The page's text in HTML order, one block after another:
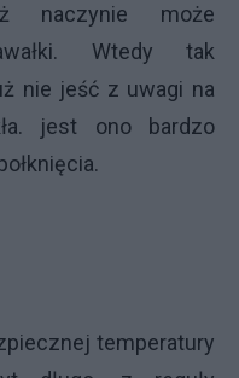
naczynie może
Wtedy tak
nie jeść z uwagi na
jest ono bardzo
temperatury